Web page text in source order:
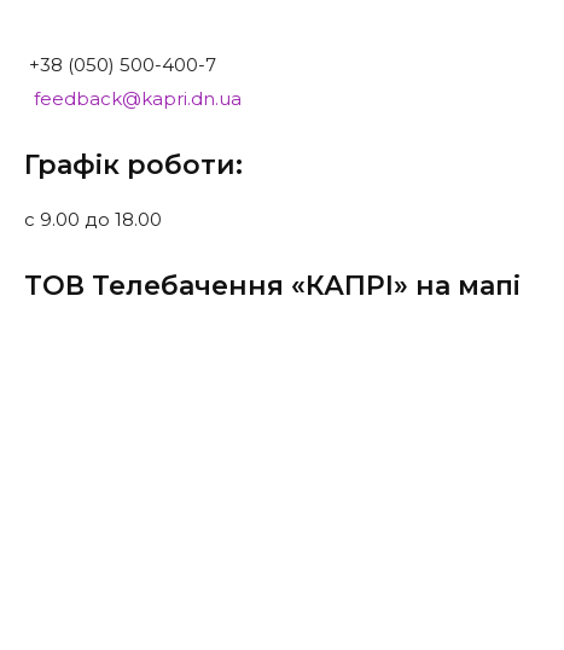
+38 (050) 500-400-7
feedback@kapri.dn.ua
Графік роботи:
с 9.00 до 18.00
ТОВ Телебачення «КАПРІ» на мапі